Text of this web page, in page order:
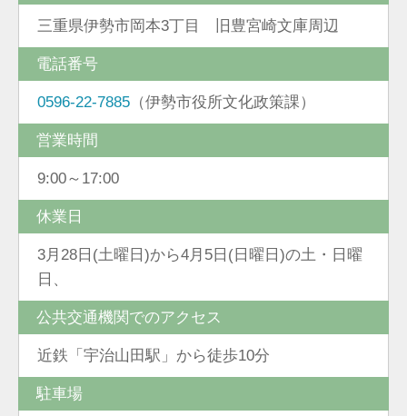
三重県伊勢市岡本3丁目 旧豊宮崎文庫周辺
電話番号
0596-22-7885 （伊勢市役所文化政策課）
営業時間
9:00～17:00
休業日
3月28日(土曜日)から4月5日(日曜日)の土・日曜
日、
公共交通機関でのアクセス
近鉄「宇治山田駅」から徒歩10分
駐車場